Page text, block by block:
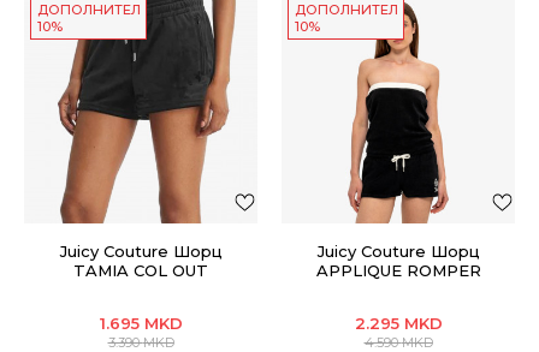
ДОПОЛНИТЕЛНИ
10%
Juicy Couture Шорц
TAMIA COL OUT
1.695 MKD
3.390MKD
ДОПОЛНИТЕЛНИ
10%
Juicy Couture Шорц
APPLIQUE ROMPER
2.295 MKD
4.590MKD